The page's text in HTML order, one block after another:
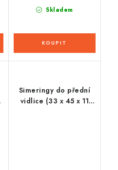
Skladem
Simeringy do přední
vidlice (33 x 45 x 11